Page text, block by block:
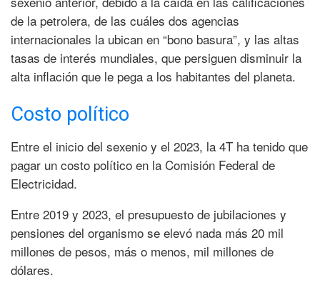
de la petrolera, de las cuáles dos agencias
internacionales la ubican en “bono basura”, y las altas
tasas de interés mundiales, que persiguen disminuir la
alta inflación que le pega a los habitantes del planeta.
Costo político
Entre el inicio del sexenio y el 2023, la 4T ha tenido que
pagar un costo político en la Comisión Federal de
Electricidad.
Entre 2019 y 2023, el presupuesto de jubilaciones y
pensiones del organismo se elevó nada más 20 mil
millones de pesos, más o menos, mil millones de
dólares.